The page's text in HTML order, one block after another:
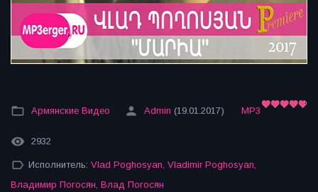
Армянские Видео Admin (19.01.2017) MP3
2932
Исполнитель: Vlad Poghosyan Vladimir Poghosyan
Владимир Погосян, Влад Погосян